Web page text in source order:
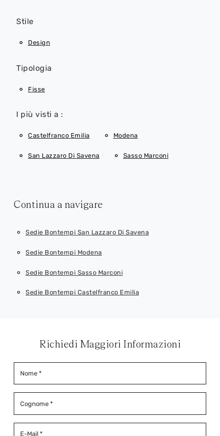
Stile
Design
Tipologia
Fisse
I più visti a :
Castelfranco Emilia Modena
San Lazzaro Di Savena Sasso Marconi
Continua a navigare
Sedie Bontempi San Lazzaro Di Savena
Sedie Bontempi Modena
Sedie Bontempi Sasso Marconi
Sedie Bontempi Castelfranco Emilia
Richiedi Maggiori Informazioni